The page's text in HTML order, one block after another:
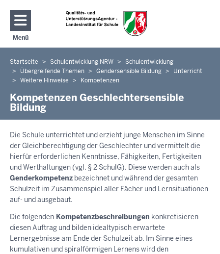
Direkt zum Inhalt
Menü
Navigation aktivieren/deaktivieren: Hauptmenü
Sie
befinden
hier
Startseite Schulentwicklung NRW
Schulentwicklung
Übergreifende Themen
Gendersensible Bildung
Unterricht
Weitere Hinweise
Kompetenzen
Kompetenzen Geschlechtersensible
Bildung
Die Schule unterrichtet und erzieht junge Menschen im Sinne
der Gleichberechtigung der Geschlechter und vermittelt die
hierfür erforderlichen Kenntnisse, Fähigkeiten, Fertigkeiten
und Werthaltungen (vgl. § 2 SchulG). Diese werden auch als
Genderkompetenz bezeichnet und während der gesamten
Schulzeit im Zusammenspiel aller Fächer und Lernsituationen
auf- und ausgebaut.
Die folgenden Kompetenzbeschreibungen konkretisieren
diesen Auftrag und bilden idealtypisch erwartete
Lernergebnisse am Ende der Schulzeit ab. Im Sinne eines
kumulativen und spiralförmigen Lernens wird den